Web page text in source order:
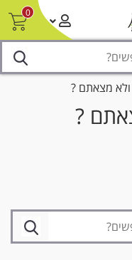
0
הזמנה
מצאתם ?
?